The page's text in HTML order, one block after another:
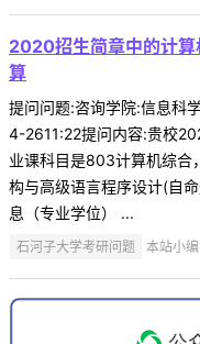
2020招生简章中的计
算
提问问题:咨询学院:信息科
4-2611:22提问内容:贵校
业课科目是803计算机综合
构与高级语言程序设计(自
息（专业学位） ...
石河子大学考研问题 本站小